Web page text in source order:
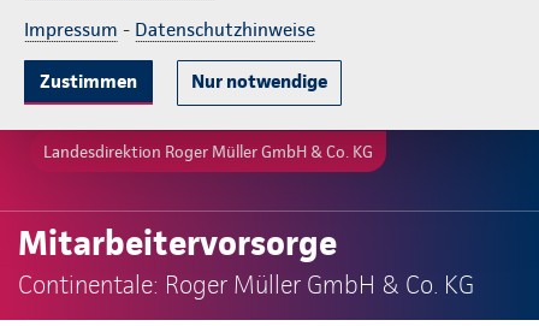
Impressum - Datenschutzhinweise
Zustimmen Nur notwendige
Landesdirektion Roger Müller GmbH & Co. KG
Mitarbeitervorsorge
Continentale: Roger Müller GmbH & Co. KG